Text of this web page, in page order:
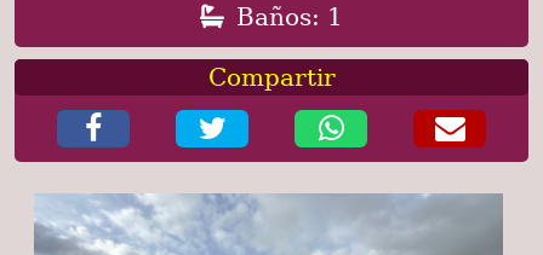
Baños: 1
Compartir